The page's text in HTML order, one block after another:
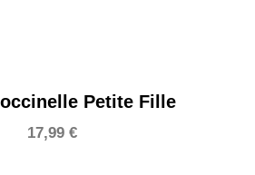
Petite Fille
17,99 €